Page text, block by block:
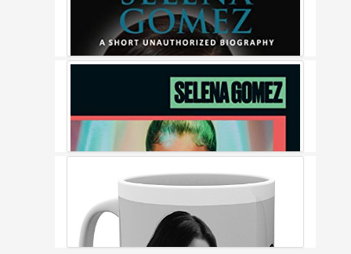
Puma Women's X Selena Gomez Romper Light Gray Heather
Large